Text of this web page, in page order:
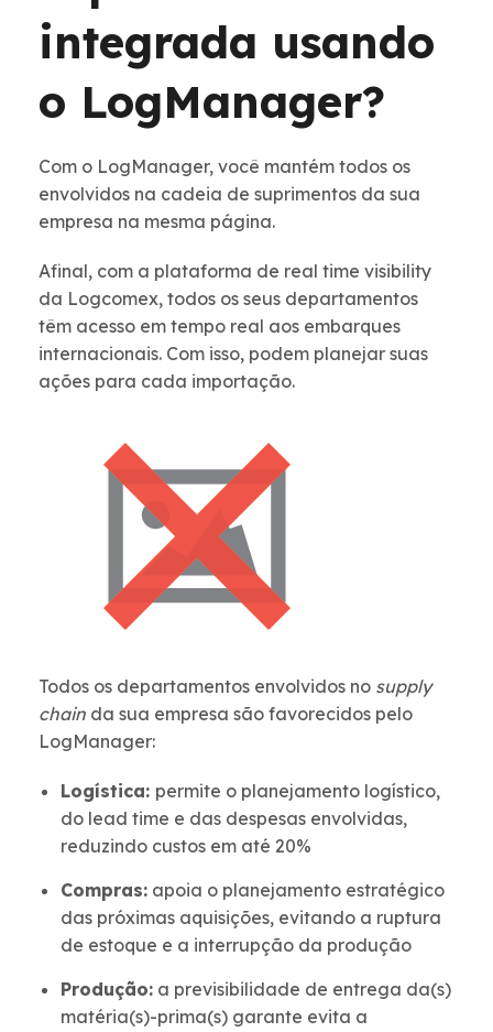
integrada usando
o LogManager?
Com o LogManager, você mantém todos os
envolvidos na cadeia de suprimentos da sua
empresa na mesma página.
Afinal, com a plataforma de real time visibility
da Logcomex, todos os seus departamentos
têm acesso em tempo real aos embarques
internacionais. Com isso, podem planejar suas
ações para cada importação.
Todos os departamentos envolvidos no supply
chain da sua empresa são favorecidos pelo
LogManager:
Logística: permite o planejamento logístico,
do lead time e das despesas envolvidas,
reduzindo custos em até 20%
Compras: apoia o planejamento estratégico
das próximas aquisições, evitando a ruptura
de estoque e a interrupção da produção
Produção: a previsibilidade de entrega da(s)
matéria(s)-prima(s) garante evita a